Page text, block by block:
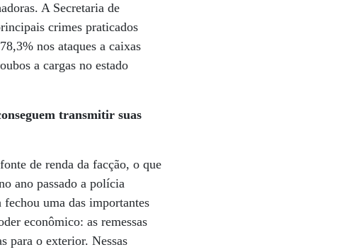
A Secretaria de
crimes praticados
nos ataques a caixas
a cargas no estado
transmitir suas
de renda da facção, o que
ano passado a polícia
uma das importantes
econômico: as remessas
para o exterior. Nessas